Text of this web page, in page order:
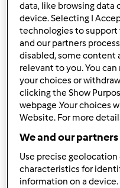
Mais Recentes
Resultados por página:
10
Responder mensagem
taniamendes (não
data, like browsing data
device. Selecting I
technologies to support
and our partners
disabled, some content
relevant to you. You
your choices or
clicking the Show
webpage .Your choices
Website. For more
We and our
Use precise
characteristics for
information on a